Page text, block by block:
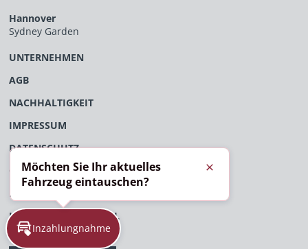
Hannover
Sydney Garden
UNTERNEHMEN
AGB
NACHHALTIGKEIT
IMPRESSUM
DATENSCHUTZ
ÖFFENTLICHES VERFAHRENSVERZEICHNIS
EU-DATENVERORDNUNG
HINWEISGEBERPORTAL
Inzahlungnahme
Möchten Sie Ihr aktuelles
Fahrzeug eintauschen?
Schließen